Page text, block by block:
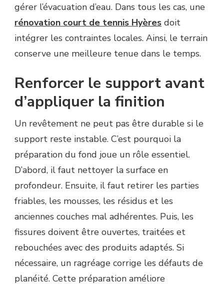
gérer l’évacuation d’eau. Dans tous les cas, une
rénovation court de tennis Hyères doit
intégrer les contraintes locales. Ainsi, le terrain
conserve une meilleure tenue dans le temps.
Renforcer le support avant
d’appliquer la finition
Un revêtement ne peut pas être durable si le
support reste instable. C’est pourquoi la
préparation du fond joue un rôle essentiel.
D’abord, il faut nettoyer la surface en
profondeur. Ensuite, il faut retirer les parties
friables, les mousses, les résidus et les
anciennes couches mal adhérentes. Puis, les
fissures doivent être ouvertes, traitées et
rebouchées avec des produits adaptés. Si
nécessaire, un ragréage corrige les défauts de
planéité. Cette préparation améliore